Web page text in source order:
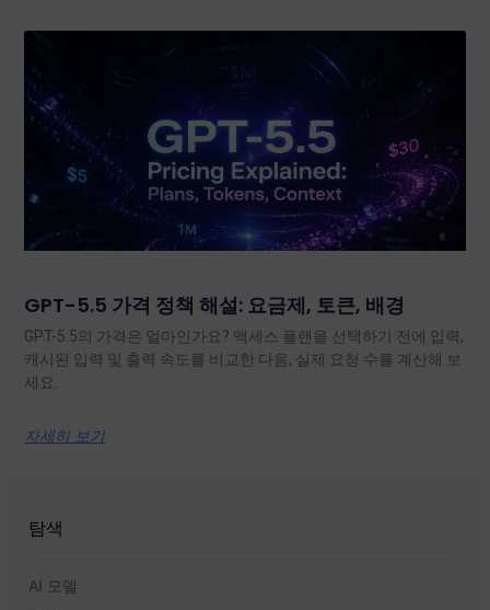
GPT-5.5 가격 정책 해설: 요금제, 토큰, 배경
GPT-5.5의 가격은 얼마인가요? 액세스 플랜을 선택하기 전에 입력,
캐시된 입력 및 출력 속도를 비교한 다음, 실제 요청 수를 계산해 보
세요.
자세히 보기
탐색
AI 모델